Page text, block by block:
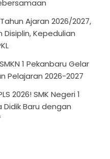
Ajaran 2026/2027,
Disiplin, Kepedulian
1 Pekanbaru Gelar
Pelajaran 2026-2027
2026! SMK Negeri 1
Baru dengan